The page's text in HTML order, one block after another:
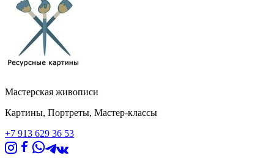
Мастерская живописи
Картины, Портреты, Мастер-классы
+7 913 629 36 53